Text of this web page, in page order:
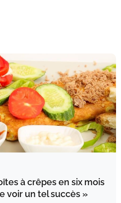
à crêpes en six mois
voir un tel succès »